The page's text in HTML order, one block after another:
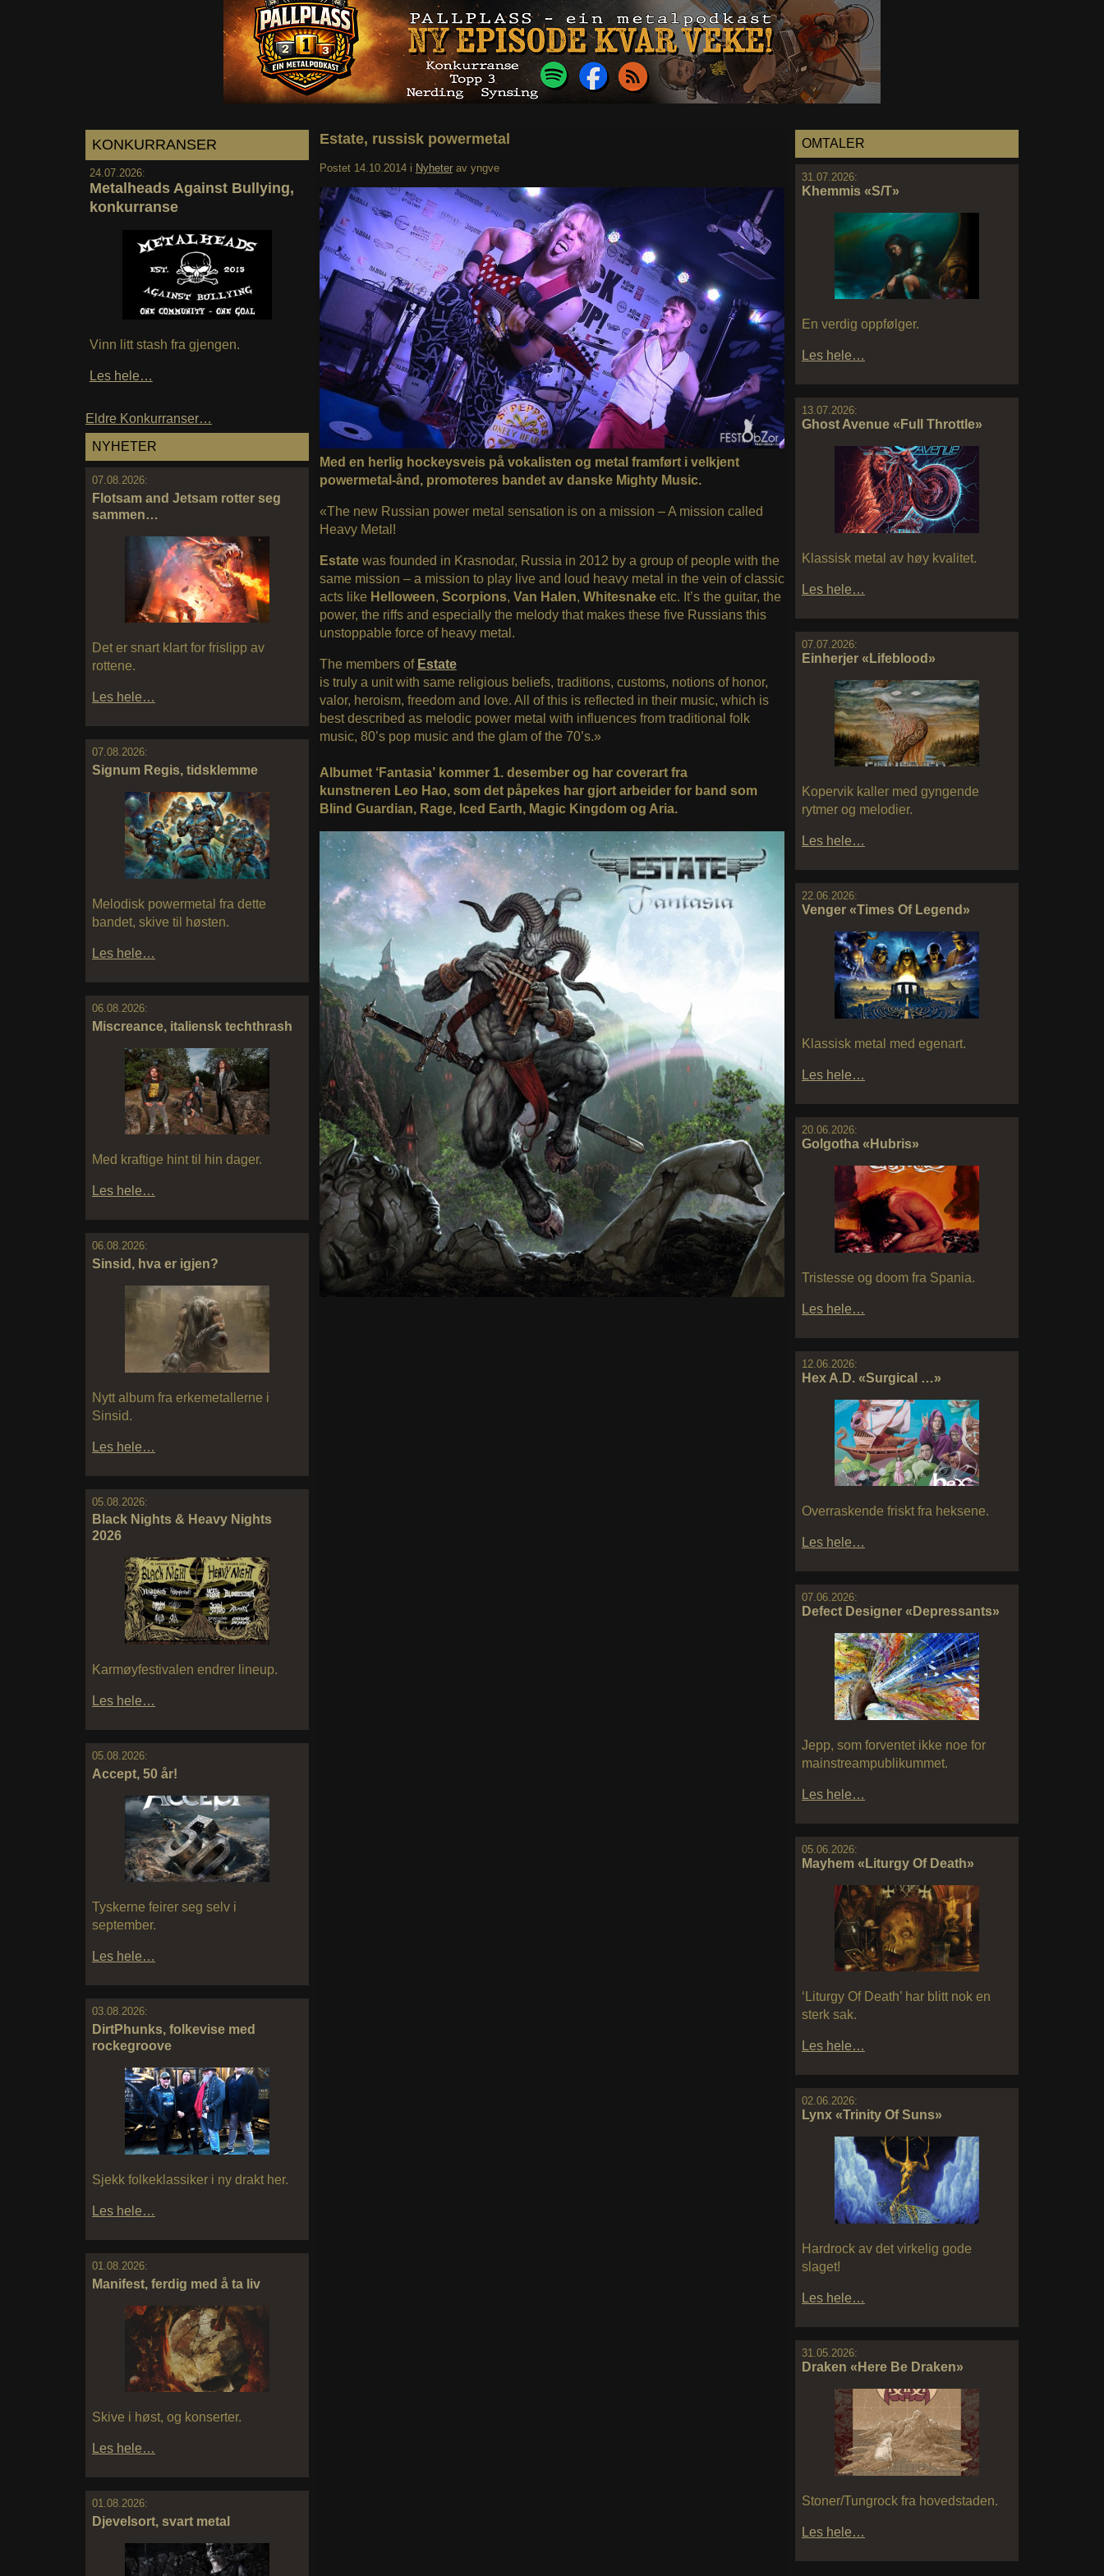
KONKURRANSER
24.07.2026:
Metalheads Against Bullying,
konkurranse
Vinn litt stash fra gjengen.
Les hele…
Eldre Konkurranser…
NYHETER
07.08.2026:
Flotsam and Jetsam rotter seg
sammen…
Det er snart klart for frislipp av
rottene.
Les hele…
07.08.2026:
Signum Regis, tidsklemme
Melodisk powermetal fra dette
bandet, skive til høsten.
Les hele…
06.08.2026:
Miscreance, italiensk techthrash
Med kraftige hint til hin dager.
Les hele…
06.08.2026:
Sinsid, hva er igjen?
Nytt album fra erkemetallerne i
Sinsid.
Les hele…
05.08.2026:
Black Nights & Heavy Nights
2026
Karmøyfestivalen endrer lineup.
Les hele…
05.08.2026:
Accept, 50 år!
Tyskerne feirer seg selv i
september.
Les hele…
03.08.2026:
DirtPhunks, folkevise med
rockegroove
Sjekk folkeklassiker i ny drakt her.
Les hele…
01.08.2026:
Manifest, ferdig med å ta liv
Skive i høst, og konserter.
Les hele…
01.08.2026:
Djevelsort, svart metal
OMTALER
31.07.2026:
Khemmis «S/T»
En verdig oppfølger.
Les hele…
13.07.2026:
Ghost Avenue «Full Throttle»
Klassisk metal av høy kvalitet.
Les hele…
07.07.2026:
Einherjer «Lifeblood»
Kopervik kaller med gyngende
rytmer og melodier.
Les hele…
22.06.2026:
Venger «Times Of Legend»
Klassisk metal med egenart.
Les hele…
20.06.2026:
Golgotha «Hubris»
Tristesse og doom fra Spania.
Les hele…
12.06.2026:
Hex A.D. «Surgical …»
Overraskende friskt fra heksene.
Les hele…
07.06.2026:
Defect Designer «Depressants»
Jepp, som forventet ikke noe for
mainstreampublikummet.
Les hele…
05.06.2026:
Mayhem «Liturgy Of Death»
‘Liturgy Of Death’ har blitt nok en
sterk sak.
Les hele…
02.06.2026:
Lynx «Trinity Of Suns»
Hardrock av det virkelig gode
slaget!
Les hele…
31.05.2026:
Draken «Here Be Draken»
Stoner/Tungrock fra hovedstaden.
Les hele…
Estate, russisk powermetal
Postet 14.10.2014 i Nyheter av yngve
Med en herlig hockeysveis på vokalisten og metal framført i velkjent
powermetal-ånd, promoteres bandet av danske Mighty Music.
«The new Russian power metal sensation is on a mission – A mission called
Heavy Metal!
Estate was founded in Krasnodar, Russia in 2012 by a group of people with the
same mission – a mission to play live and loud heavy metal in the vein of classic
acts like Helloween, Scorpions, Van Halen, Whitesnake etc. It’s the guitar, the
power, the riffs and especially the melody that makes these five Russians this
unstoppable force of heavy metal.
The members of Estate
is truly a unit with same religious beliefs, traditions, customs, notions of honor,
valor, heroism, freedom and love. All of this is reflected in their music, which is
best described as melodic power metal with influences from traditional folk
music, 80’s pop music and the glam of the 70’s.»
Albumet ‘Fantasia’ kommer 1. desember og har coverart fra
kunstneren Leo Hao, som det påpekes har gjort arbeider for band som
Blind Guardian, Rage, Iced Earth, Magic Kingdom og Aria.